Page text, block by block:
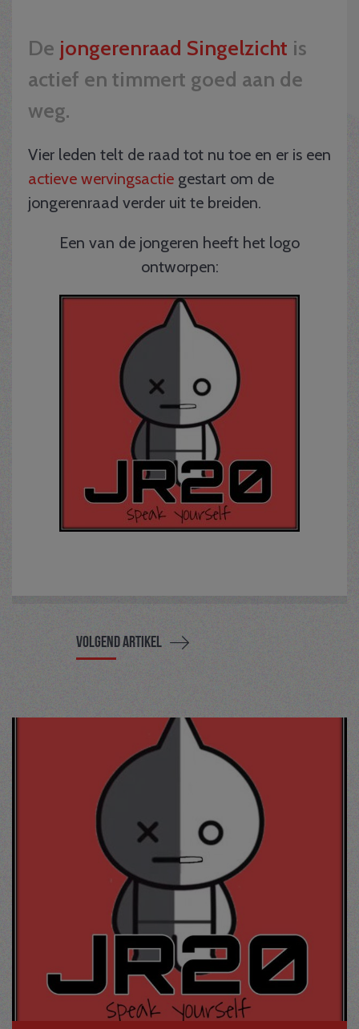
De jongerenraad Singelzicht is
actief en timmert goed aan de
weg.
Vier leden telt de raad tot nu toe en er is een
actieve wervingsactie gestart om de
jongerenraad verder uit te breiden.
Een van de jongeren heeft het logo
ontworpen:
Volgend artikel